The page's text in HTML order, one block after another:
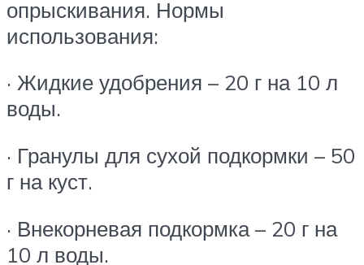
опрыскивания. Нормы
использования:
· Жидкие удобрения – 20 г на 10 л
воды.
· Гранулы для сухой подкормки – 50
г на куст.
· Внекорневая подкормка – 20 г на
10 л воды.